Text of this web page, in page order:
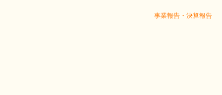
事業報告・決算報告